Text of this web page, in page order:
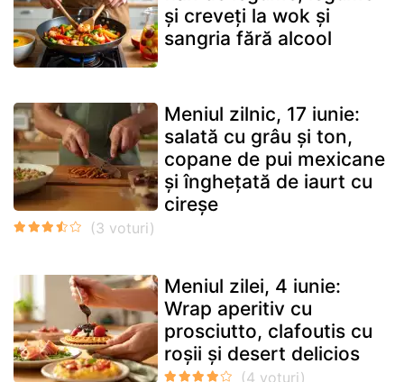
și creveți la wok și
sangria fără alcool
Meniul zilnic, 17 iunie:
salată cu grâu și ton,
copane de pui mexicane
și înghețată de iaurt cu
cireșe
Meniul zilei, 4 iunie:
Wrap aperitiv cu
prosciutto, clafoutis cu
roșii și desert delicios